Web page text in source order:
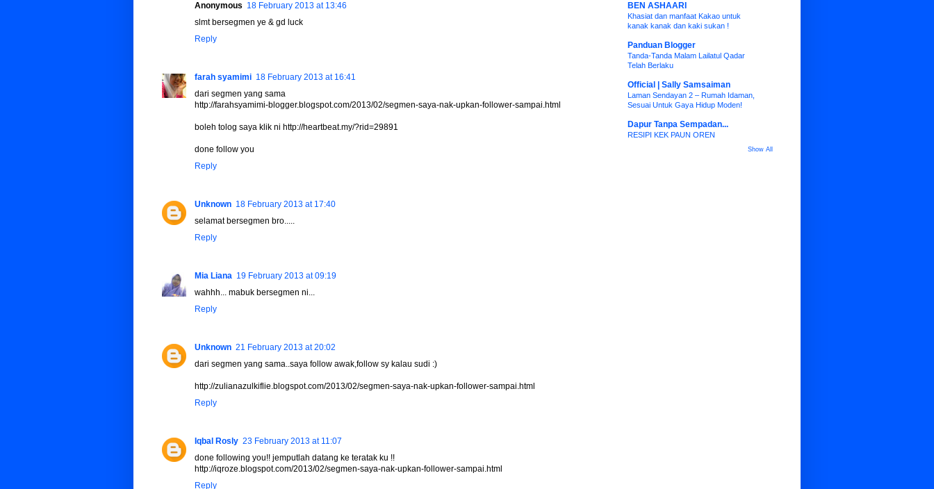
Anonymous 18 February 2013 at 13:46
slmt bersegmen ye & gd luck
Reply
farah syamimi 18 February 2013 at 16:41
dari segmen yang sama
http://farahsyamimi-blogger.blogspot.com/2013/02/segmen-saya-nak-upkan-follower-sampai.html
boleh tolog saya klik ni http://heartbeat.my/?rid=29891
done follow you
Reply
Unknown 18 February 2013 at 17:40
selamat bersegmen bro.....
Reply
Mia Liana 19 February 2013 at 09:19
wahhh... mabuk bersegmen ni...
Reply
Unknown 21 February 2013 at 20:02
dari segmen yang sama..saya follow awak,follow sy kalau sudi :)
http://zulianazulkiflie.blogspot.com/2013/02/segmen-saya-nak-upkan-follower-sampai.html
Reply
Iqbal Rosly 23 February 2013 at 11:07
done following you!! jemputlah datang ke teratak ku !!
http://iqroze.blogspot.com/2013/02/segmen-saya-nak-upkan-follower-sampai.html
Reply
BEN ASHAARI
Khasiat dan manfaat Kakao untuk
kanak kanak dan kaki sukan !
Panduan Blogger
Tanda-Tanda Malam Lailatul Qadar
Telah Berlaku
Official | Sally Samsaiman
Laman Sendayan 2 – Rumah Idaman,
Sesuai Untuk Gaya Hidup Moden!
Dapur Tanpa Sempadan...
RESIPI KEK PAUN OREN
Show All